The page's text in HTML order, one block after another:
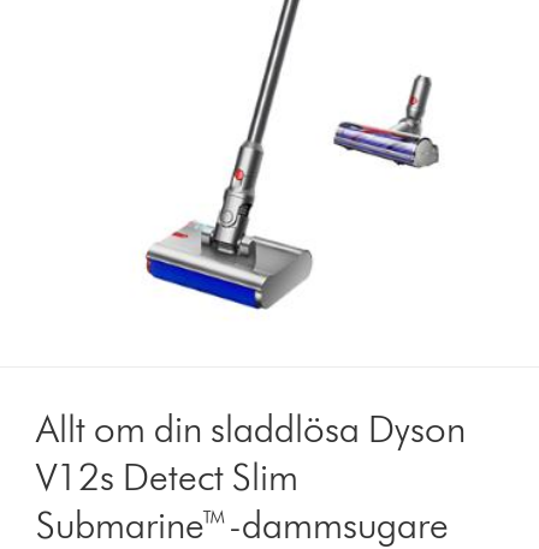
Allt om din sladdlösa Dyson
V12s Detect Slim
Submarine™-dammsugare